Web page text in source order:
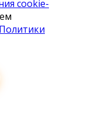
cookie-
Политики